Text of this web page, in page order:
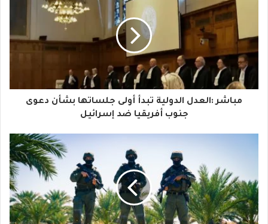
د
ا
إ
ت
ر
مباشر :العدل الدولية تبدأ أولى جلساتها بشأن دعوى
جنوب أفريقيا ضد إسرائيل